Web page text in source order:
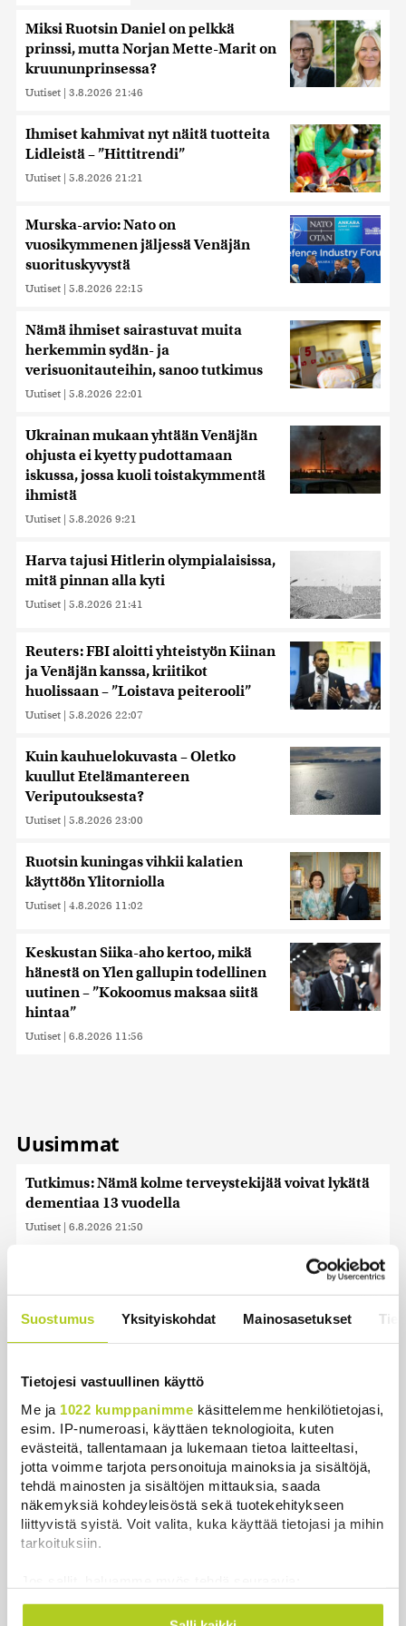
Suostumus Yksityiskohdat Mainosasetukset
Tietojesi vastuullinen käyttö
Me ja 1022 kumppanimme käsittelemme henkilötietojasi,
esim. IP-numeroasi, käyttäen teknologioita, kuten
evästeitä, tallentamaan ja lukemaan tietoa laitteeltasi,
jotta voimme tarjota personoituja mainoksia ja sisältöjä,
tehdä mainosten ja sisältöjen mittauksia, saada
näkemyksiä kohdeyleisöstä sekä tuotekehitykseen
liittyvistä syistä. Voit valita, kuka käyttää tietojasi ja mihin
tarkoituksiin.
Kerätä tietoja maantieteellisestä sijainnistasi,
mahdollisesti muutaman metrin tarkkuudella
Miksi Ruotsin Daniel on pelkkä
prinssi, mutta Norjan Mette-Marit on
kruununprinsessa?
Uutiset | 3.8.2026 21:46
Ihmiset kahmivat nyt näitä tuotteita
Lidleistä – ”Hittitrendi”
Uutiset | 5.8.2026 21:21
Murska-arvio: Nato on
vuosikymmenen jäljessä Venäjän
suorituskyvystä
Uutiset | 5.8.2026 22:15
Nämä ihmiset sairastuvat muita
herkemmin sydän- ja
verisuonitauteihin, sanoo tutkimus
Uutiset | 5.8.2026 22:01
Ukrainan mukaan yhtään Venäjän
ohjusta ei kyetty pudottamaan
iskussa, jossa kuoli toistakymmentä
ihmistä
Uutiset | 5.8.2026 9:21
Harva tajusi Hitlerin olympialaisissa,
mitä pinnan alla kyti
Uutiset | 5.8.2026 21:41
Reuters: FBI aloitti yhteistyön Kiinan
ja Venäjän kanssa, kriitikot
huolissaan – ”Loistava peiterooli”
Uutiset | 5.8.2026 22:07
Kuin kauhuelokuvasta – Oletko
kuullut Etelämantereen
Veriputouksesta?
Uutiset | 5.8.2026 23:00
Ruotsin kuningas vihkii kalatien
käyttöön Ylitorniolla
Uutiset | 4.8.2026 11:02
Keskustan Siika-aho kertoo, mikä
hänestä on Ylen gallupin todellinen
uutinen – ”Kokoomus maksaa siitä
hintaa”
Uutiset | 6.8.2026 11:56
Uusimmat
Tutkimus: Nämä kolme terveystekijää voivat lykätä
dementiaa 13 vuodella
Uutiset | 6.8.2026 21:50
Juutalainen miekkailija voitti natseille mitalin ja
Veriputouksesta löydettiin muinoin eristyksiin
jäänyttä elämää
Uutiset | 6.8.2026 21:15
Lämpöennätys meni uusiksi Slovakiassa toisena
päivänä peräkkäin
Uutiset | 6.8.2026 18:44
Valtiovarainministeriön leikkausehdotus voi
Uutiset | 6.8.2026 17:16